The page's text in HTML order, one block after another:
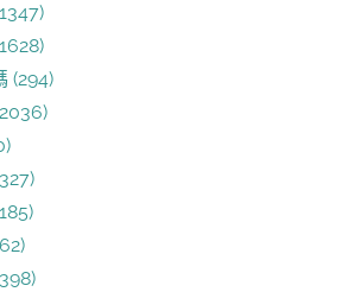
(294)